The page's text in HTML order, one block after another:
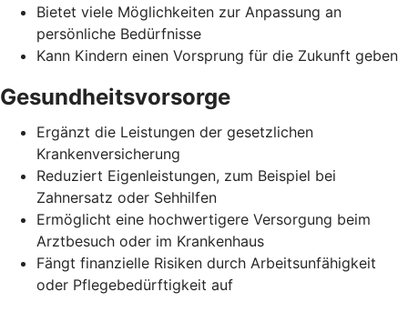
Bietet viele Möglichkeiten zur Anpassung an
persönliche Bedürfnisse
Kann Kindern einen Vorsprung für die Zukunft geben
Gesundheitsvorsorge
Ergänzt die Leistungen der gesetzlichen
Krankenversicherung
Reduziert Eigenleistungen, zum Beispiel bei
Zahnersatz oder Sehhilfen
Ermöglicht eine hochwertigere Versorgung beim
Arztbesuch oder im Krankenhaus
Fängt finanzielle Risiken durch Arbeitsunfähigkeit
oder Pflegebedürftigkeit auf